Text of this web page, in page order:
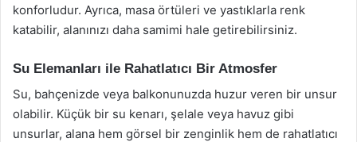
konforludur. Ayrıca, masa örtüleri ve yastıklarla renk
katabilir, alanınızı daha samimi hale getirebilirsiniz.
Su Elemanları ile Rahatlatıcı Bir Atmosfer
Su, bahçenizde veya balkonunuzda huzur veren bir unsur
olabilir. Küçük bir su kenarı, şelale veya havuz gibi
unsurlar, alana hem görsel bir zenginlik hem de rahatlatıcı